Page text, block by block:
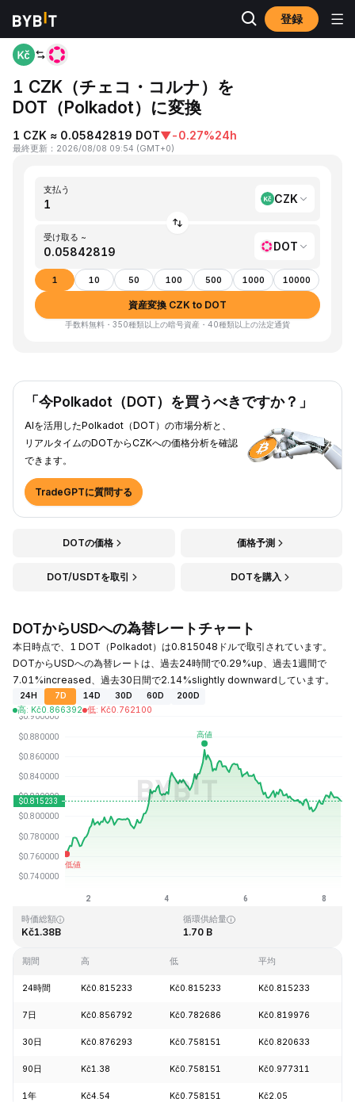
登録
ホーム CZK to DOT
1 CZK（チェコ・コルナ）を
DOT（Polkadot）に変換
1 CZK ≈ 0.05842819 DOT▼-0.27%24h
最終更新 ： 2026/08/08 09:54 (GMT+0)
支払う
CZK
受け取る ~
DOT
1 10 50 100 500 1000 10000
資産変換 CZK to DOT
手数料無料・350種類以上の暗号資産・40種類以上の法定通貨
「今Polkadot（DOT）を買うべきですか？」
AIを活用したPolkadot（DOT）の市場分析と、
リアルタイムのDOTからCZKへの価格分析を確認
できます。
TradeGPTに質問する
DOTの価格 価格予測
DOT/USDTを取引 DOTを購入
DOTからUSDへの為替レートチャート
本日時点で、1 DOT（Polkadot）は0.815048ドルで取引されています。
DOTからUSDへの為替レートは、過去24時間で0.29%up、過去1週間で
7.01%increased、過去30日間で2.14%slightly downwardしています。
24H 7D 14D 30D 60D
200D
高: Kč0.866392 低: Kč0.762100
最終更新日時：2026-08-08、09:54 GMT+0
過去最高値
時価総額
Kč1.38B
循環供給量
1.70 B
期間 高 低 平均
24時間 Kč0.815233 Kč0.815233 Kč0.815233
7日 Kč0.856792 Kč0.782686 Kč0.819976
30日 Kč0.876293 Kč0.758151 Kč0.820633
90日 Kč1.38 Kč0.758151 Kč0.977311
1年 Kč4.54 Kč0.758151 Kč2.05